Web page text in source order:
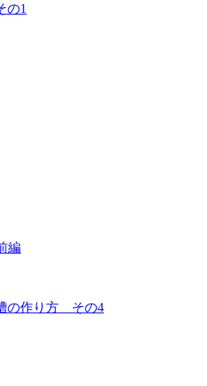
の1
編
の作り方 その4